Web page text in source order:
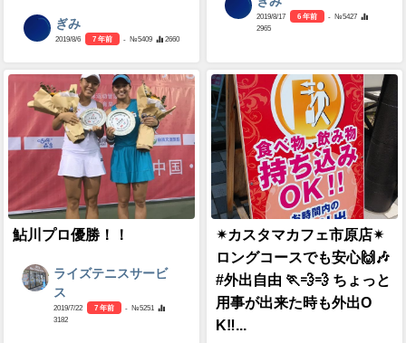
ぎみ
2019/8/6 7 年前 - №5409 2660
2019/8/17 6 年前
- №5427
2965
鮎川プロ優勝！！
ライズテニスサービ
ス
2019/7/22 7 年前
- №5251
3182
✴カスタマカフェ市原店✴
ロングコースでも安心🙌🎶
#外出自由 🏃💨💨 ちょっと
用事が出来た時も外出O
K‼...